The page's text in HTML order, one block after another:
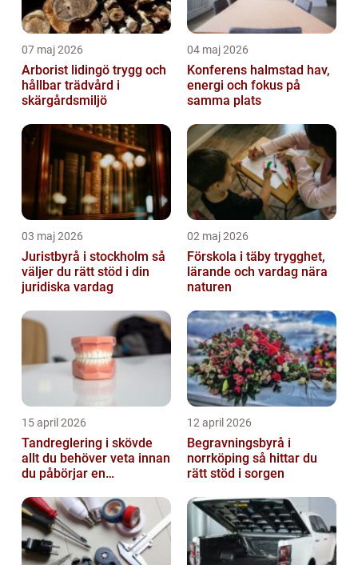
07 maj 2026
Arborist lidingö trygg och
hållbar trädvård i
skärgårdsmiljö
04 maj 2026
Konferens halmstad hav,
energi och fokus på
samma plats
03 maj 2026
Juristbyrå i stockholm så
väljer du rätt stöd i din
juridiska vardag
02 maj 2026
Förskola i täby trygghet,
lärande och vardag nära
naturen
15 april 2026
Tandreglering i skövde
allt du behöver veta innan
du påbörjar en
12 april 2026
Begravningsbyrå i
norrköping så hittar du
rätt stöd i sorgen